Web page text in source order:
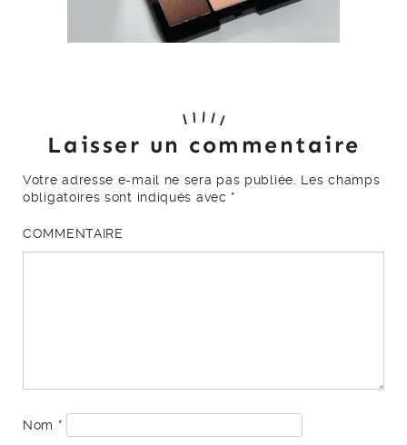
Laisser un commentaire
Votre adresse e-mail ne sera pas publiée.
Les champs
obligatoires sont indiqués avec *
COMMENTAIRE
Nom *